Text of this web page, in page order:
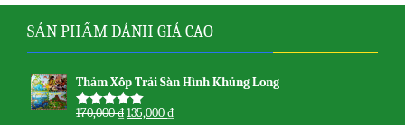
SẢN PHẨM ĐÁNH GIÁ CAO
Thảm Xốp Trải Sàn Hình Khủng Long
Được xếp
170,000₫135,000₫